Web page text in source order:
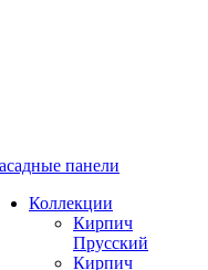
панели
Коллекции
Кирпич
Прусский
Кирпич